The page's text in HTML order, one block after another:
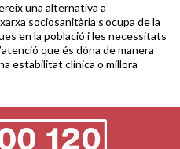
una alternativa a
sociosanitària s’ocupa de la
en la població i les necessitats
que és dóna de manera
estabilitat clínica o millora